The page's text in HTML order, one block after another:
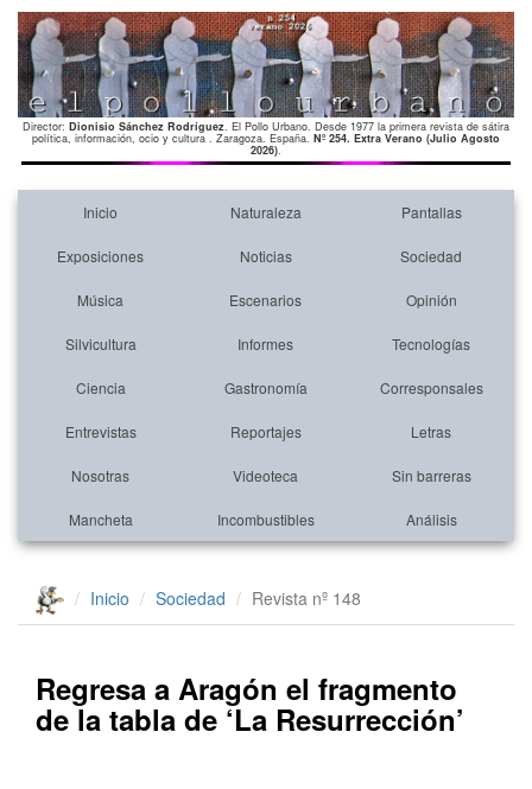
Director: Dionisio Sánchez Rodríguez. El Pollo Urbano. Desde 1977 la primera revista de sátira
política, información, ocio y cultura . Zaragoza. España. Nº 254. Extra Verano (Julio Agosto
2026).
Inicio Naturaleza Pantallas
Exposiciones Noticias Sociedad
Música Escenarios Opinión
Silvicultura Informes Tecnologías
Ciencia Gastronomía Corresponsales
Entrevistas Reportajes Letras
Nosotras Videoteca Sin barreras
Mancheta Incombustibles Análisis
Inicio Sociedad Revista nº 148
Regresa a Aragón el fragmento
de la tabla de ‘La Resurrección’